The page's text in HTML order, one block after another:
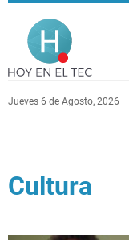
Pasar al contenido
Jueves 6 de Agosto, 2026
Cultura